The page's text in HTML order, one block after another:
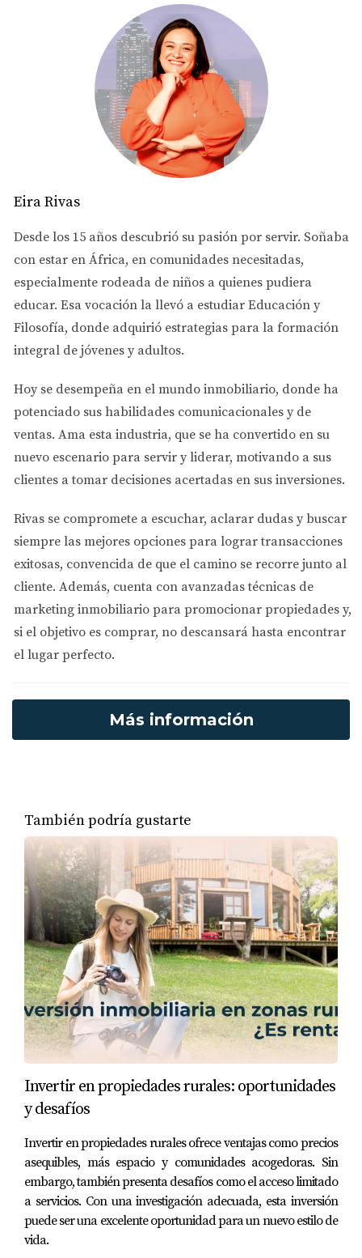
. sistema fiscal estadounidense Sin el
asesoramiento jurídico adecuado, puede resultar muy
complicado de entender.
El incumplimiento de las normas pertinentes puede dar
lugar a responsabilidad legal y fiscal. Para evitar
situaciones innecesarias como esta, lo mejor es trabajar
con un abogado para garantizar que todo el proceso se
desarrolle sin problemas.
Invertir en bienes raíces en Florida como extranjero:
¿Realmente necesito estar en los EE. UU.?
Otro factor importante al invertir en bienes raíces en el
extranjero es la posibilidad de que los inversionistas
viajen a Florida para manejar la transacción
contrata a un abogado para que lo represente.
Los inversores que no planean residir físicamente en los
Estados Unidos pueden utilizar un poder notarial (POA)
para autorizar a un abogado de bienes raíces a actuar en
Se debe priorizar el proceso de negociación ya que
define los términos del acuerdo. Una vez que se definen
los términos clave del contrato, las partes que deseen
comprar bienes raíces en Florida pueden realizar la
debida diligencia.
información que puede afectar el valor de la propiedad.
Por otro lado, los compradores deben evaluar
cuidadosamente todos los aspectos de la propiedad para
documentos con gran atención al detalle. La lista de
documentos de cierre incluye títulos de propiedad,
declaraciones de ambas partes, declaraciones juradas y
más.
Como puede ver fácilmente, la excusa de intentar
"ahorrar" en honorarios legales y llegar a fin de mes con
una inversión inmobiliaria en el extranjero en Florida
puede conducir a una experiencia desastrosa.
Inversiones inmobiliarias extranjeras en Florida:
Obtenga asesoramiento legal experto de inmediato.
No pierdas el tiempo con la incertidumbre.
Contáctame Para encontrar la mejor estrategia de
inversión para ti,Eira rivas Realtor
Eira Rivas
Desde los 15 años descubrió su pasión por servir. Soñaba
con estar en África, en comunidades necesitadas,
especialmente rodeada de niños a quienes pudiera
educar. Esa vocación la llevó a estudiar Educación y
Filosofía, donde adquirió estrategias para la formación
integral de jóvenes y adultos.
Hoy se desempeña en el mundo inmobiliario, donde ha
potenciado sus habilidades comunicacionales y de
ventas. Ama esta industria, que se ha convertido en su
nuevo escenario para servir y liderar, motivando a sus
clientes a tomar decisiones acertadas en sus inversiones.
Rivas se compromete a escuchar, aclarar dudas y buscar
siempre las mejores opciones para lograr transacciones
exitosas, convencida de que el camino se recorre junto al
cliente. Además, cuenta con avanzadas técnicas de
marketing inmobiliario para promocionar propiedades y,
si el objetivo es comprar, no descansará hasta encontrar
el lugar perfecto.
Más información
También podría gustarte
Invertir en propiedades rurales: oportunidades
y desafíos
Invertir en propiedades rurales ofrece ventajas como precios
asequibles, más espacio y comunidades acogedoras. Sin
embargo, también presenta desafíos como el acceso limitado
a servicios. Con una investigación adecuada, esta inversión
puede ser una excelente oportunidad para un nuevo estilo de
vida.